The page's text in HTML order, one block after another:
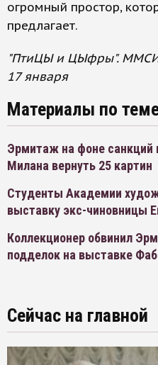
огромный простор,
предлагает.
"ПтиЦЫ и ЦЫфры". ММСИ
17 января
Материалы по
Эрмитаж на фоне санкций
Милана вернуть 25 картин
Студенты Академии
выставку экс-чиновницы
Коллекционер обвинил
подделок на выставке
Сейчас на главной